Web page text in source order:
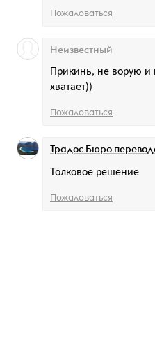
Пожаловаться
Прикинь, не ворую и
хватает))
Неизвестный
Пожаловаться
Толковое решение
Традос Бюро
Пожаловаться